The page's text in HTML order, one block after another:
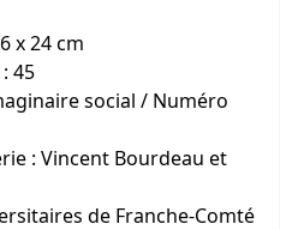
x 24 cm
45
social / Numéro
: Vincent Bourdeau et
de Franche-Comté